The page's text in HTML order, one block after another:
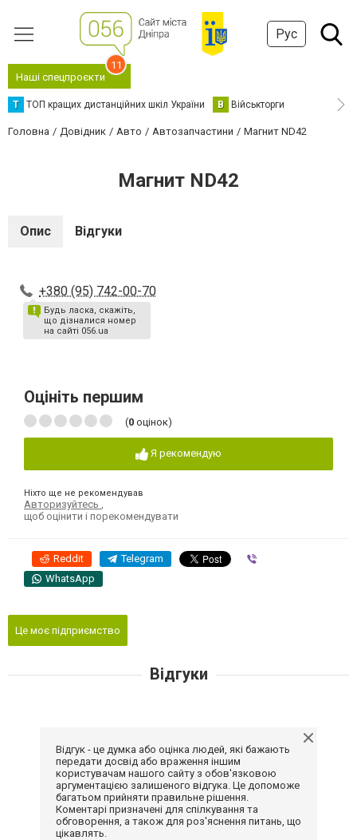
Рус
Наші спецпроєкти
11
Т ТОП кращих дистанційних шкіл України В Військторги
Головна Довідник Авто Автозапчастини Магнит ND42
Магнит ND42
Опис Відгуки
+380 (95) 742-00-70
Будь ласка, скажіть,
що дізналися номер
на сайті 056.ua
Оцініть першим
(0 оцінок)
Я рекомендую
Ніхто ще не рекомендував
Авторизуйтесь
щоб оцінити і порекомендувати
Reddit Telegram
WhatsApp
Це моє підприємство
Відгуки
Відгук - це думка або оцінка людей, які бажають
передати досвід або враження іншим
користувачам нашого сайту з обов'язковою
аргументацією залишеного відгука. Це допоможе
багатьом прийняти правильне рішення.
Коментарі призначені для спілкування та
обговорення, а також для роз'яснення питань, що
цікавлять.